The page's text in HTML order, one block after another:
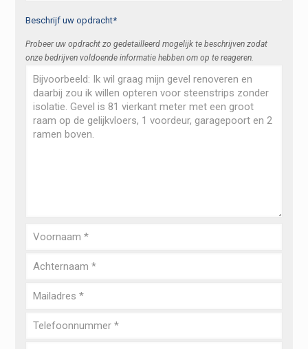
Beschrijf uw opdracht*
Probeer uw opdracht zo gedetailleerd mogelijk te beschrijven zodat
onze bedrijven voldoende informatie hebben om op te reageren.